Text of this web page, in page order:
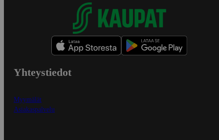
Yhteystiedot
Myymälät
Asiakaspalvelu